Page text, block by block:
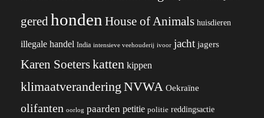
gered honden House of Animals huisdieren
illegale handel India intensieve veehouderij ivoor jacht jagers
Karen Soeterskatten kippen
klimaatverandering NVWA Oekraïne
olifanten oorlog paarden petitie politie reddingsactie